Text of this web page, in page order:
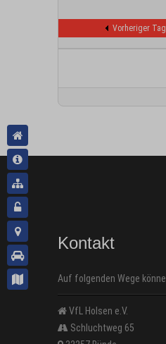
Vorheriger Tag
Kontakt
Auf folgenden Wege
VfL Holsen e.V.
Schluchtweg 65